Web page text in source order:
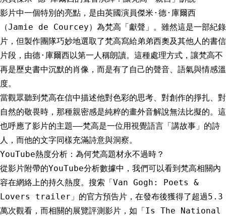
影片中一個特別的亮點，是由英國演員傑米·德·庫爾西
（Jamie de Courcey）為梵高「獻聲」。雖然這是一部紀錄
片，但製作團隊巧妙地選取了梵高寫給弟弟西奧及其他人的書信
片段，由德·庫爾西以第一人稱朗讀。這種處理方式，讓梵高不
再是歷史書中沉默的肖像，而是有了自己的聲音、語氣與情感溫
度。
當觀眾聽到梵高在信中描述他對色彩的思考、對創作的掙扎、對
自然的敬畏時，那種親密感是純粹的畫外音解說無法比擬的。這
也呼應了影片的主題——梵高是一位用視覺語言「講故事」的詩
人，而他的文字同樣充滿詩意與洞察。
YouTube熱度分析：為何梵高題材永不過時？
從影片附帶的YouTube分析數據中，我們可以看到梵高相關內
容在網絡上的持久熱度。搜索「Van Gogh: Poets &
Lovers trailer」的官方預告片，在發布後獲得了超過5.3
萬次觀看，而相關的展覽評測影片，如「Is The National